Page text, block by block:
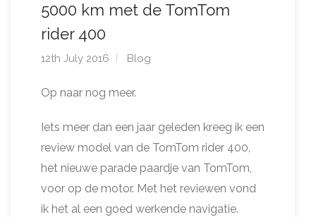
5000 km met de TomTom
rider 400
12th July 2016 Blog
Op naar nog meer.
Iets meer dan een jaar geleden kreeg ik een
review model van de TomTom rider 400,
het nieuwe parade paardje van TomTom,
voor op de motor. Met het reviewen vond
ik het al een goed werkende navigatie.